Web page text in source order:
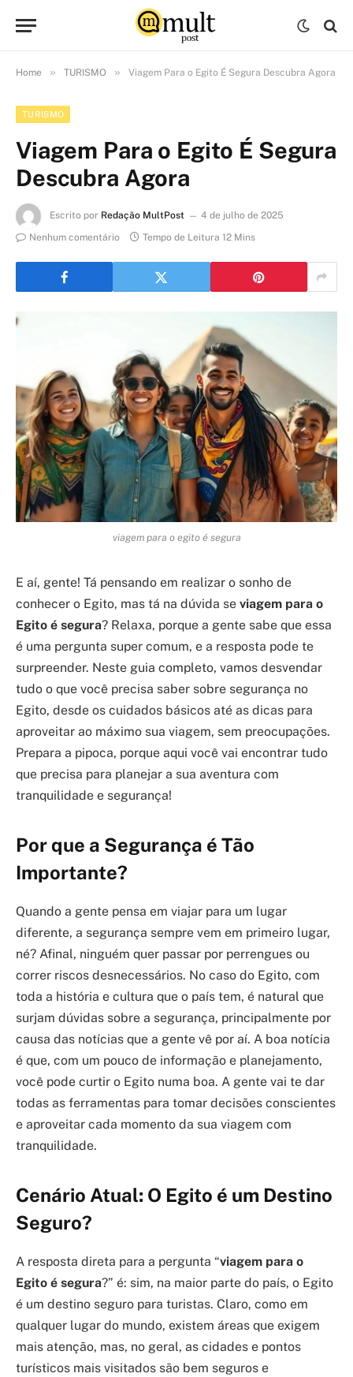
Home » TURISMO » Viagem Para o Egito É Segura Descubra Agora
TURISMO
Viagem Para o Egito É Segura
Descubra Agora
Escrito por Redação MultPost
4 de julho de 2025
Nenhum comentário
Tempo de Leitura 12 Mins
viagem para o egito é segura
E aí, gente! Tá pensando em realizar o sonho de
conhecer o Egito, mas tá na dúvida se viagem para o
Egito é segura? Relaxa, porque a gente sabe que essa
é uma pergunta super comum, e a resposta pode te
surpreender. Neste guia completo, vamos desvendar
tudo o que você precisa saber sobre segurança no
Egito, desde os cuidados básicos até as dicas para
aproveitar ao máximo sua viagem, sem preocupações.
Prepara a pipoca, porque aqui você vai encontrar tudo
que precisa para planejar a sua aventura com
tranquilidade e segurança!
Por que a Segurança é Tão
Importante?
Quando a gente pensa em viajar para um lugar
diferente, a segurança sempre vem em primeiro lugar,
né? Afinal, ninguém quer passar por perrengues ou
correr riscos desnecessários. No caso do Egito, com
toda a história e cultura que o país tem, é natural que
surjam dúvidas sobre a segurança, principalmente por
causa das notícias que a gente vê por aí. A boa notícia
é que, com um pouco de informação e planejamento,
você pode curtir o Egito numa boa. A gente vai te dar
todas as ferramentas para tomar decisões conscientes
e aproveitar cada momento da sua viagem com
tranquilidade.
Cenário Atual: O Egito é um Destino
Seguro?
A resposta direta para a pergunta “viagem para o
Egito é segura?” é: sim, na maior parte do país, o Egito
é um destino seguro para turistas. Claro, como em
qualquer lugar do mundo, existem áreas que exigem
mais atenção, mas, no geral, as cidades e pontos
turísticos mais visitados são bem seguros e